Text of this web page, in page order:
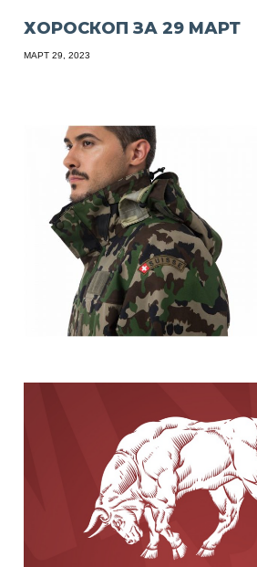
ХОРОСКОП ЗА 29 МАРТ
МАРТ 29, 2023